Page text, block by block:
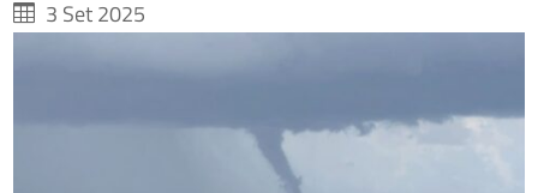
3 Set 2025